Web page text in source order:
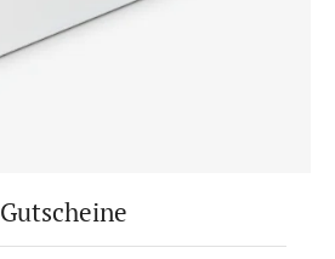
Gutscheine